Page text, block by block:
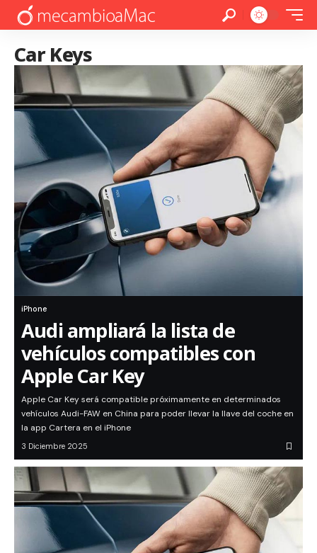
Car Keys
iPhone
Audi ampliará la lista de
vehículos compatibles con
Apple Car Key
Apple Car Key será compatible próximamente en determinados
vehículos Audi-FAW en China para poder llevar la llave del coche en
la app Cartera en el iPhone
3 Diciembre 2025